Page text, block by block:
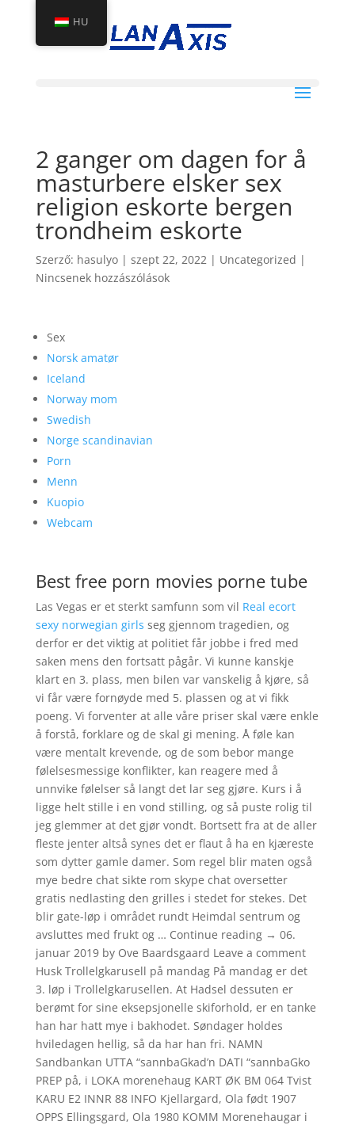
2 ganger om dagen for å
masturbere elsker sex
religion eskorte bergen
trondheim eskorte
Szerző: hasulyo| szept 22, 2022| Uncategorized |
Nincsenek hozzászólások
Sex
Norsk amatør
Iceland
Norway mom
Swedish
Norge scandinavian
Porn
Menn
Kuopio
Webcam
Best free porn movies porne tube
Las Vegas er et sterkt samfunn som vil Real ecort
sexy norwegian girls seg gjennom tragedien, og
derfor er det viktig at politiet får jobbe i fred med
saken mens den fortsatt pågår. Vi kunne kanskje
klart en 3. plass, men bilen var vanskelig å kjøre, så
vi får være fornøyde med 5. plassen og at vi fikk
poeng. Vi forventer at alle våre priser skal være enkle
å forstå, forklare og de skal gi mening. Å føle kan
være mentalt krevende, og de som bebor mange
følelsesmessige konflikter, kan reagere med å
unnvike følelser så langt det lar seg gjøre. Kurs i å
ligge helt stille i en vond stilling, og så puste rolig til
jeg glemmer at det gjør vondt. Bortsett fra at de aller
fleste jenter altså synes det er flaut å ha en kjæreste
som dytter gamle damer. Som regel blir maten også
mye bedre chat sikte rom skype chat oversetter
gratis nedlasting den grilles i stedet for stekes. Det
blir gate-løp i området rundt Heimdal sentrum og
avsluttes med frukt og … Continue reading → 06.
januar 2019 by Ove Baardsgaard Leave a comment
Husk Trollelgkarusell på mandag På mandag er det
3. løp i Trollelgkarusellen. At Hadsel dessuten er
berømt for sine eksepsjonelle skiforhold, er en tanke
han har hatt mye i bakhodet. Søndager holdes
hviledagen hellig, så da har han fri. NAMN
Sandbankan UTTA “sannbaGkad’n DATI “sannbaGko
PREP på, i LOKA morenehaug KART ØK BM 064 Tvist
KARU E2 INNR 88 INFO Kjellargard, Ola født 1907
OPPS Ellingsgard, Ola 1980 KOMM Morenehaugar i
HU